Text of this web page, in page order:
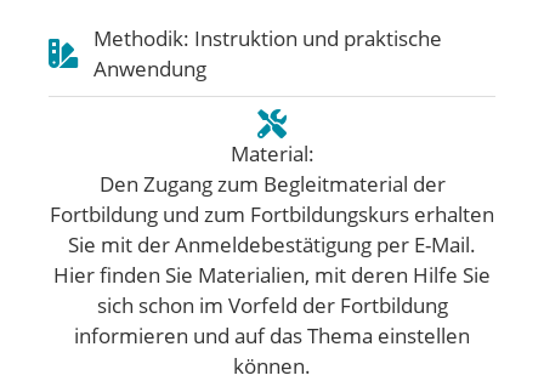
Methodik: Instruktion und praktische
Anwendung
Material:
Den Zugang zum Begleitmaterial der
Fortbildung und zum Fortbildungskurs erhalten
Sie mit der Anmeldebestätigung per E-Mail.
Hier finden Sie Materialien, mit deren Hilfe Sie
sich schon im Vorfeld der Fortbildung
informieren und auf das Thema einstellen
können.